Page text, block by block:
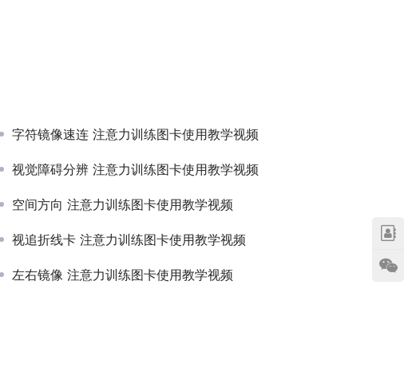
字符镜像速连 注意力训练图卡使用教学视频
视觉障碍分辨 注意力训练图卡使用教学视频
空间方向 注意力训练图卡使用教学视频
视追折线卡 注意力训练图卡使用教学视频
左右镜像 注意力训练图卡使用教学视频